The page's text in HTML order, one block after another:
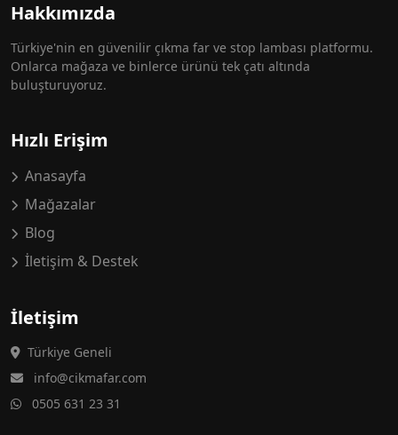
Hakkımızda
Türkiye'nin en güvenilir çıkma far ve stop lambası platformu.
Onlarca mağaza ve binlerce ürünü tek çatı altında
buluşturuyoruz.
Hızlı Erişim
Anasayfa
Mağazalar
Blog
İletişim & Destek
İletişim
Türkiye Geneli
info@cikmafar.com
0505 631 23 31